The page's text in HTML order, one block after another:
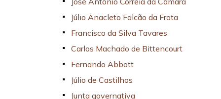
Júlio Anacleto Falcão da Frota
Francisco da Silva Tavares
Carlos Machado de Bittencourt
Fernando Abbott
Júlio de Castilhos
Junta governativa